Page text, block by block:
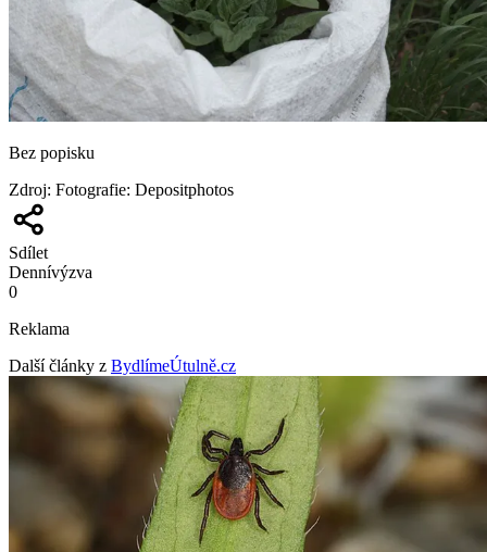
Bez popisku
Zdroj: Fotografie: Depositphotos
Sdílet
Dennívýzva
0
Reklama
Další články z BydlímeÚtulně.cz